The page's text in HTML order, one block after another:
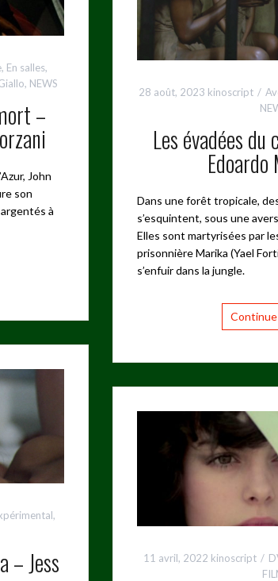
, En salles,
, NEWS
–
John
son
à
28 août, 2023 kinoscript
Les évadées du
Dans une forêt tropicale,
s’esquintent, sous une
Elles sont martyrisées par
prisonnière Marika (Yael
s’enfuir dans la jungle.
,
– Jess 11 avril, 2022 kinoscript